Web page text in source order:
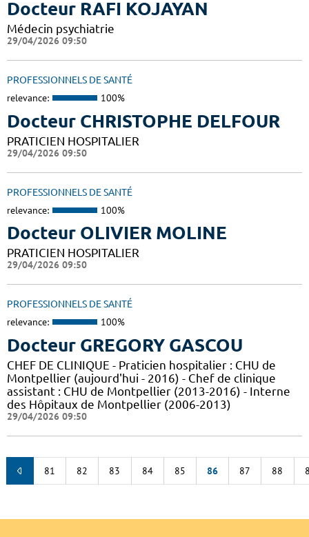
Docteur RAFI KOJAYAN
Médecin psychiatrie
29/04/2026 09:50
PROFESSIONNELS DE SANTÉ
relevance: 100%
Docteur CHRISTOPHE DELFOUR
PRATICIEN HOSPITALIER
29/04/2026 09:50
PROFESSIONNELS DE SANTÉ
relevance: 100%
Docteur OLIVIER MOLINE
PRATICIEN HOSPITALIER
29/04/2026 09:50
PROFESSIONNELS DE SANTÉ
relevance: 100%
Docteur GREGORY GASCOU
CHEF DE CLINIQUE - Praticien hospitalier : CHU de
Montpellier (aujourd'hui - 2016) - Chef de clinique
assistant : CHU de Montpellier (2013-2016) - Interne
des Hôpitaux de Montpellier (2006-2013)
29/04/2026 09:50
81 82 83 84 85 86 87 88